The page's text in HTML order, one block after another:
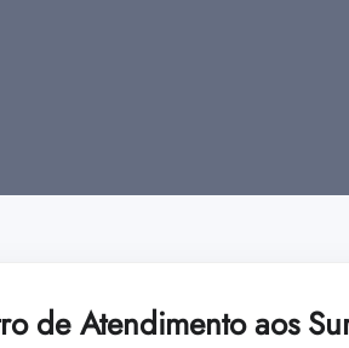
de Atendimento aos